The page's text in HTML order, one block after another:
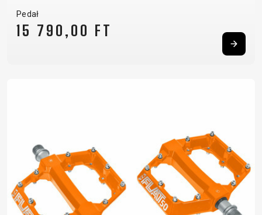
Pedał
15 790,00 FT